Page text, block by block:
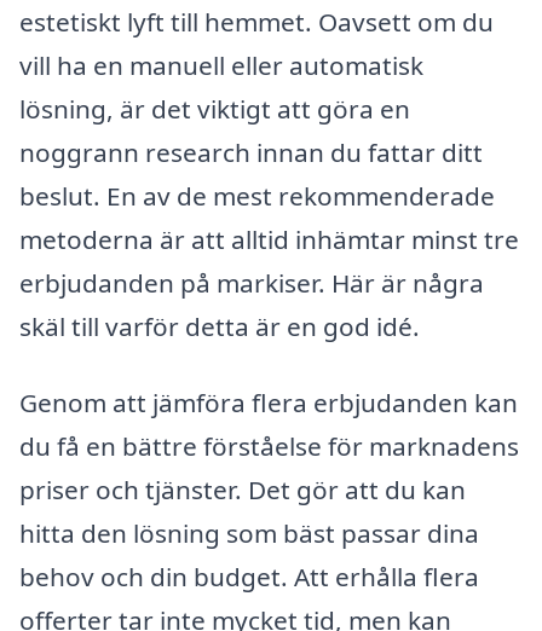
estetiskt lyft till hemmet. Oavsett om du
vill ha en manuell eller automatisk
lösning, är det viktigt att göra en
noggrann research innan du fattar ditt
beslut. En av de mest rekommenderade
metoderna är att alltid inhämtar minst tre
erbjudanden på markiser. Här är några
skäl till varför detta är en god idé.
Genom att jämföra flera erbjudanden kan
du få en bättre förståelse för marknadens
priser och tjänster. Det gör att du kan
hitta den lösning som bäst passar dina
behov och din budget. Att erhålla flera
offerter tar inte mycket tid, men kan